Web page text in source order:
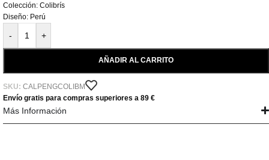
Colección: Colibrís
Diseño: Perú
- +
AÑADIR AL CARRITO
SKU: CALPENGCOLIBM
Envío gratis para compras superiores a 89 €
Más Información